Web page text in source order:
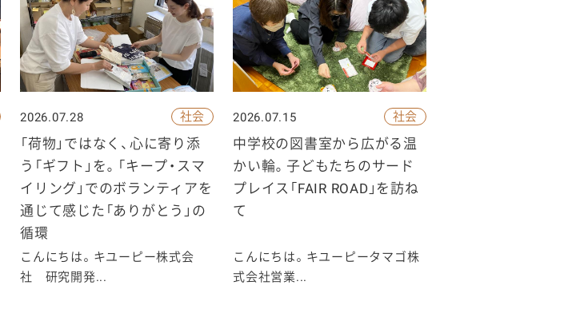
社会
2026.07.28
「荷物」ではなく、心に寄り添
う「ギフト」を。「キープ・スマ
イリング」でのボランティアを
通じて感じた「ありがとう」の
循環
こんにちは。キユーピー株式会
社 研究開発...
社会
2026.07.15
中学校の図書室から広がる温
かい輪。子どもたちのサード
プレイス「FAIR ROAD」を訪ね
て
こんにちは。キユーピータマゴ株
式会社営業...